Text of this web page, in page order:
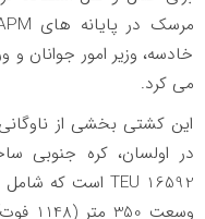
خادسه، وزیر امور جوانان
می کرد.
این کشتی بخشی از
در اولسان، کره جنوبی